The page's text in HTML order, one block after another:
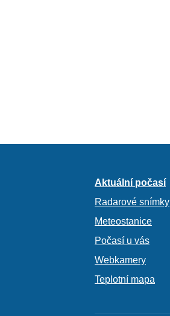
Aktuální počasí
Radarové snímky
Meteostanice
Počasí u vás
Webkamery
Teplotní mapa